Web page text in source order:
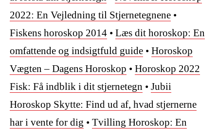
2022: En Vejledning til Stjernetegnene •
Fiskens horoskop 2014 • Læs dit horoskop: En
omfattende og indsigtfuld guide • Horoskop
Vægten – Dagens Horoskop • Horoskop 2022
Fisk: Få indblik i dit stjernetegn • Jubii
Horoskop Skytte: Find ud af, hvad stjernerne
har i vente for dig • Tvilling Horoskop: En